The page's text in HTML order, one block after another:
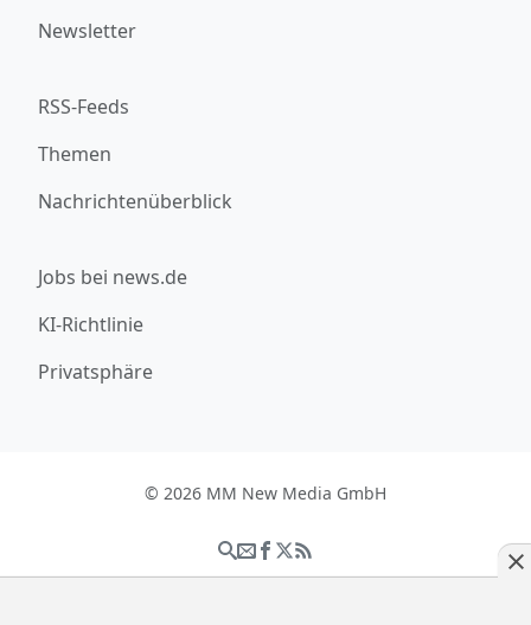
Newsletter
RSS-Feeds
Themen
Nachrichtenüberblick
Jobs bei news.de
KI-Richtlinie
Privatsphäre
© 2026 MM New Media GmbH